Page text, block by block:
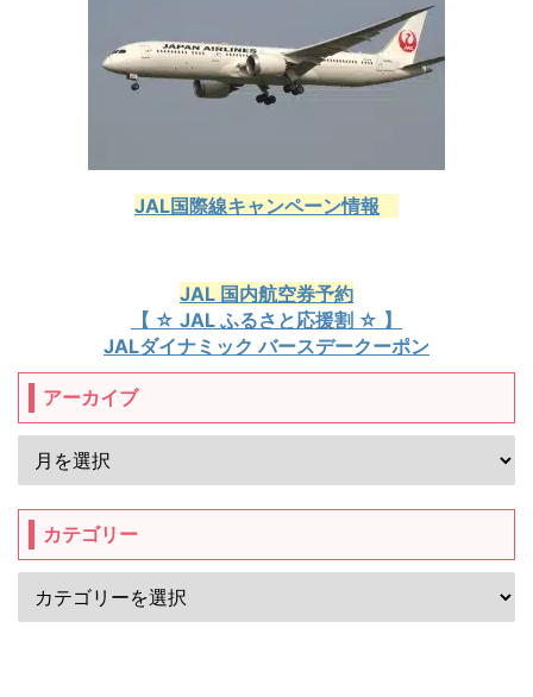
JAL国際線キャンペーン情報
JAL 国内航空券予約
【 ☆ JAL ふるさと応援割 ☆ 】
JALダイナミック バースデークーポン
アーカイブ
カテゴリー